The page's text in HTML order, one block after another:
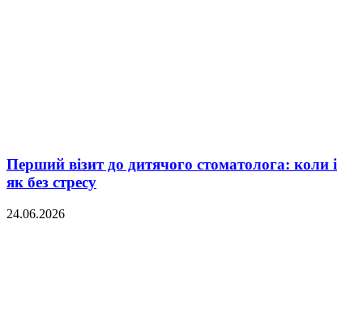
Перший візит до дитячого стоматолога: коли і
як без стресу
24.06.2026